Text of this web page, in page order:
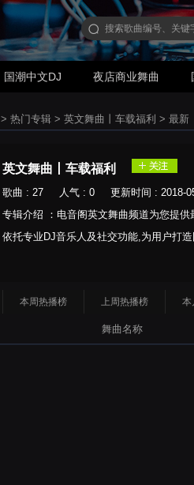
国潮中文DJ 夜店商业舞曲
> 热门专辑 > 英文舞曲丨车载福利 > 最新
英文舞曲丨车载福利
歌曲 : 27 人气 : 0 更新时间 : 2018-
专辑介绍 ：电音阁英文舞曲频道为您提
依托专业DJ音乐人及社交功能,为用户打
本周热播榜 上周热播榜 本
舞曲名称